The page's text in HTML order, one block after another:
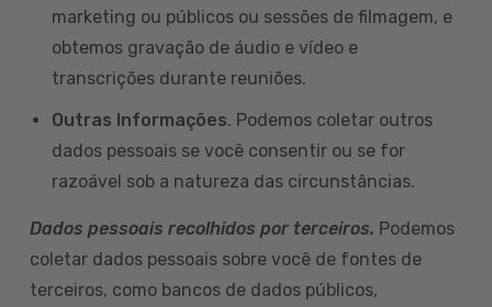
marketing ou públicos ou sessões de filmagem, e
obtemos gravação de áudio e vídeo e
transcrições durante reuniões.
Outras Informações. Podemos coletar outros
dados pessoais se você consentir ou se for
razoável sob a natureza das circunstâncias.
Dados pessoais recolhidos por terceiros. Podemos
coletar dados pessoais sobre você de fontes de
terceiros, como bancos de dados públicos,